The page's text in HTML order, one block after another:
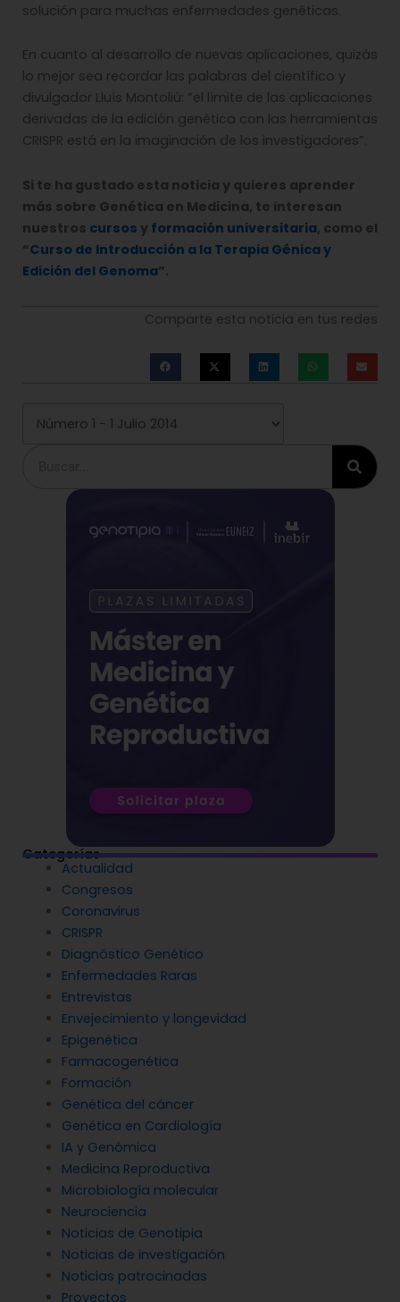
solución para muchas enfermedades genéticas.
En cuanto al desarrollo de nuevas aplicaciones, quizás
lo mejor sea recordar las palabras del científico y
divulgador Lluís Montoliú: “el límite de las aplicaciones
derivadas de la edición genética con las herramientas
CRISPR está en la imaginación de los investigadores”.
Si te ha gustado esta noticia y quieres aprender
más sobre Genética en Medicina, te interesan
nuestros cursos y formación universitaria, como el
“Curso de Introducción a la Terapia Génica y
Edición del Genoma”.
Comparte esta noticia en tus redes
Categorías
Actualidad
Congresos
Coronavirus
CRISPR
Diagnóstico Genético
Enfermedades Raras
Entrevistas
Envejecimiento y longevidad
Epigenética
Farmacogenética
Formación
Genética del cáncer
Genética en Cardiología
IA y Genómica
Medicina Reproductiva
Microbiología molecular
Neurociencia
Noticias de Genotipia
Noticias de investigación
Noticias patrocinadas
Proyectos